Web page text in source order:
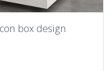
box design